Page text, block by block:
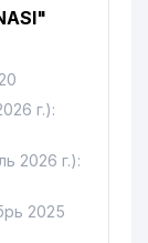
г.):
2026 г.):
2025